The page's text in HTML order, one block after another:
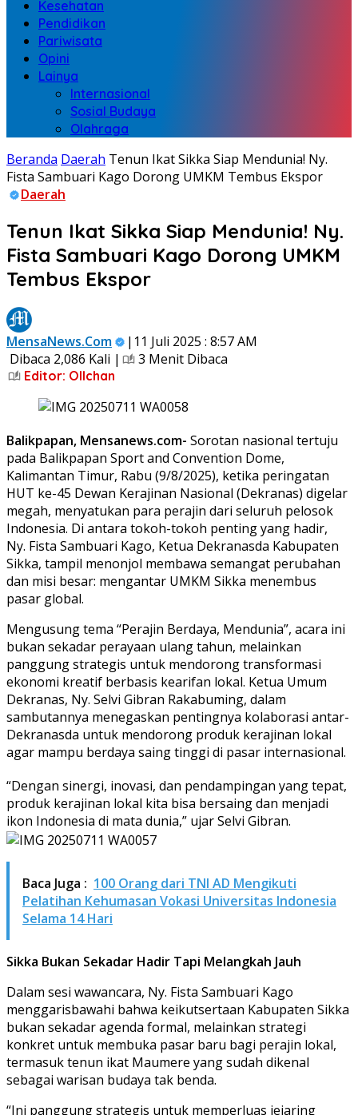
Kesehatan
Pendidikan
Pariwisata
Opini
Lainya
Internasional
Sosial Budaya
Olahraga
Beranda Daerah Tenun Ikat Sikka Siap Mendunia! Ny.
Fista Sambuari Kago Dorong UMKM Tembus Ekspor
Daerah
Tenun Ikat Sikka Siap Mendunia! Ny.
Fista Sambuari Kago Dorong UMKM
Tembus Ekspor
MensaNews.Com
|11 Juli 2025 : 8:57 AM
Dibaca 2,086 Kali |
3 Menit Dibaca
Editor: Ollchan
Balikpapan, Mensanews.com- Sorotan nasional tertuju
pada Balikpapan Sport and Convention Dome,
Kalimantan Timur, Rabu (9/8/2025), ketika peringatan
HUT ke-45 Dewan Kerajinan Nasional (Dekranas) digelar
megah, menyatukan para perajin dari seluruh pelosok
Indonesia. Di antara tokoh-tokoh penting yang hadir,
Ny. Fista Sambuari Kago, Ketua Dekranasda Kabupaten
Sikka, tampil menonjol membawa semangat perubahan
dan misi besar: mengantar UMKM Sikka menembus
pasar global.
Mengusung tema “Perajin Berdaya, Mendunia”, acara ini
bukan sekadar perayaan ulang tahun, melainkan
panggung strategis untuk mendorong transformasi
ekonomi kreatif berbasis kearifan lokal. Ketua Umum
Dekranas, Ny. Selvi Gibran Rakabuming, dalam
sambutannya menegaskan pentingnya kolaborasi antar-
Dekranasda untuk mendorong produk kerajinan lokal
agar mampu berdaya saing tinggi di pasar internasional.
“Dengan sinergi, inovasi, dan pendampingan yang tepat,
produk kerajinan lokal kita bisa bersaing dan menjadi
ikon Indonesia di mata dunia,” ujar Selvi Gibran.
Baca Juga : 100 Orang dari TNI AD Mengikuti
Pelatihan Kehumasan Vokasi Universitas Indonesia
Selama 14 Hari
Sikka Bukan Sekadar Hadir Tapi Melangkah Jauh
Dalam sesi wawancara, Ny. Fista Sambuari Kago
menggarisbawahi bahwa keikutsertaan Kabupaten Sikka
bukan sekadar agenda formal, melainkan strategi
konkret untuk membuka pasar baru bagi perajin lokal,
termasuk tenun ikat Maumere yang sudah dikenal
sebagai warisan budaya tak benda.
“Ini panggung strategis untuk memperluas jejaring